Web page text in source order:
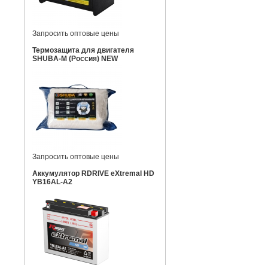
Запросить оптовые цены
Термозащита для двигателя
SHUBA-M (Россия) NEW
Запросить оптовые цены
Аккумулятор RDRIVE eXtremal HD
YB16AL-A2